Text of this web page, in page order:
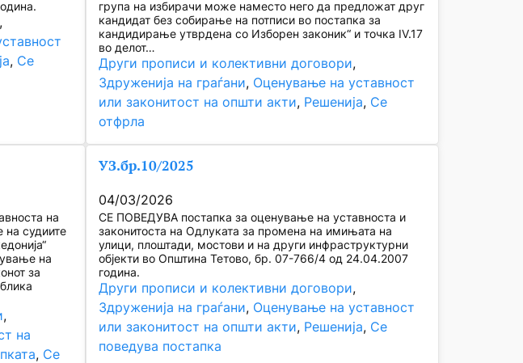
, Се
група на избирачи може наместо него да предложат друг
кандидат без собирање на потписи во постапка за
кандидирање утврдена со Изборен законик“ и точка IV.17
во делот…
Други прописи и колективни договори
Здруженија на граѓани, Оценување на уставност
или законитост на општи акти, Решенија, Се
отфрла
на
на судиите
на
за
на
, Се
УЗ.бр.10/2025
04/03/2026
СЕ ПОВЕДУВА постапка за оценување на уставноста и
законитоста на Одлуката за промена на имињата на
улици, плоштади, мостови и на други инфраструктурни
објекти во Општина Тетово, бр. 07-766/4 од 24.04.2007
година.
Други прописи и колективни договори
Здруженија на граѓани, Оценување на уставност
или законитост на општи акти, Решенија, Се
поведува постапка